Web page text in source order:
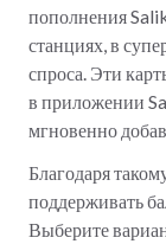
пополнения
станциях, в
спроса. Эти
в приложении
мгновенно
Благодаря
поддерживать
Выберите